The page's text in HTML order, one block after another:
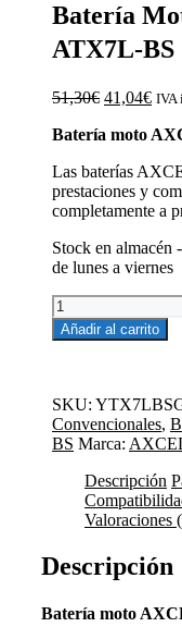
Batería
ATX7L-BS
51,30€ El
original
51,30€.
41,04€ElIVA
Batería moto
Las baterías
prestaciones y
completamente a
Stock en almacén
de lunes a viernes
Batería
Moto
12V
GEL
ATX7L-
BS
Añadir al carrito
SKU:
Convencionales,
BS Marca:
Descripción
Valoraciones
Descripción
Batería moto